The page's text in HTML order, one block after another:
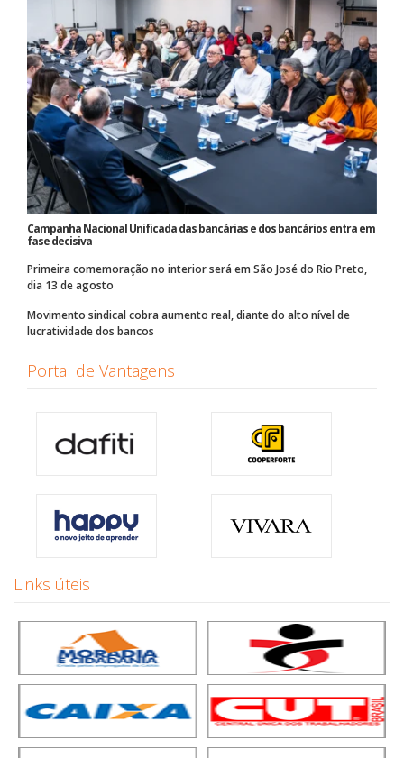
Campanha Nacional Unificada das bancárias e dos bancários entra em
fase decisiva
Primeira comemoração no interior será em São José do Rio Preto,
dia 13 de agosto
Movimento sindical cobra aumento real, diante do alto nível de
lucratividade dos bancos
Portal de Vantagens
Links úteis